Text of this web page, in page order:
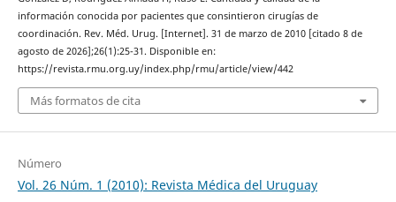
información conocida por pacientes que consintieron cirugías de
coordinación. Rev. Méd. Urug. [Internet]. 31 de marzo de 2010 [citado 8 de
agosto de 2026];26(1):25-31. Disponible en:
https://revista.rmu.org.uy/index.php/rmu/article/view/442
Más formatos de cita
Número
Vol. 26 Núm. 1 (2010): Revista Médica del Uruguay